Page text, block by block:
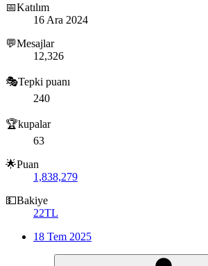
📅Katılım
16 Ara 2024
💬Mesajlar
12,326
🎭Tepki puanı
240
🏆kupalar
63
🌟Puan
1,838,279
💵Bakiye
22TL
18 Tem 2025